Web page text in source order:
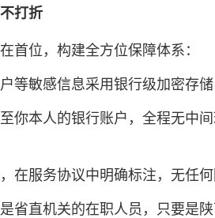
打折
首位，构建全方位保障体系：
等敏感信息采用银行级加密存
你本人的银行账户，全程无中
在服务协议中明确标注，无任
省直机关的在职人员，只要是